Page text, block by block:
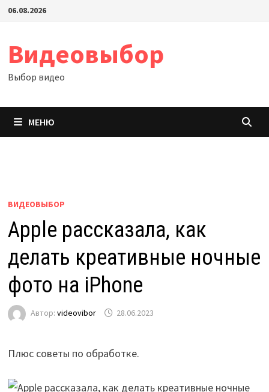
Перейти
06.08.2026
Видеовыбор
Выбор видео
МЕНЮ
ВИДЕОВЫБОР
Apple рассказала, как
делать креативные ночные
фото на iPhone
Автор: videovibor 28.06.2023
Плюс советы по обработке.